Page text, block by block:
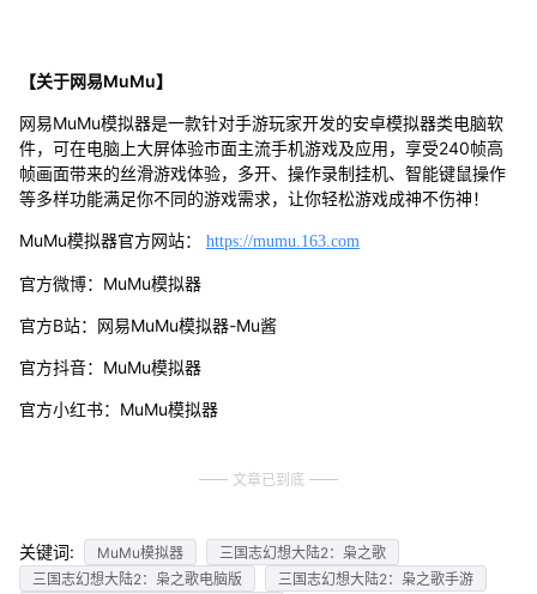
【关于网易MuMu】
网易MuMu模拟器是一款针对手游玩家开发的安卓模拟器类电脑软
件，可在电脑上大屏体验市面主流手机游戏及应用，享受240帧高
帧画面带来的丝滑游戏体验，多开、操作录制挂机、智能键鼠操作
等多样功能满足你不同的游戏需求，让你轻松游戏成神不伤神！
MuMu模拟器官方网站： https://mumu.163.com
官方微博：MuMu模拟器
官方B站：网易MuMu模拟器-Mu酱
官方抖音：MuMu模拟器
官方小红书：MuMu模拟器
文章已到底
关键词: MuMu模拟器
三国志幻想大陆2：枭之歌
三国志幻想大陆2：枭之歌电脑版
三国志幻想大陆2：枭之歌手游